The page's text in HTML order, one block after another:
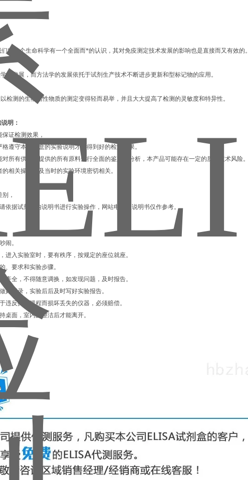
对整个生命科学有一个全面而*的认识，其对免疫测定技术发展的影响也是直接而又有效的。
的发展，而方法学的发展依托于试剂生产技术不断进步更新和型标记物的应用。
检测的生物活性物质的测定变得轻而易举，并且大大提高了检测的灵敏度和特异性。
明：
证检测效果，
遵守本试剂盒的实验说明才会得到好的检测结果。
所有供货商提供的所有原料进行全面的鉴定与分析，本产品可能存在一定的质量技术风险。
相关操作以及当时的实验环境密切相关。
，
依据试剂盒内说明书进行实验操作，网站电子版说明书仅作参考。
闹。
进入实验室时，要有秩序，按规定的座位就座。
、要求和实验步骤。
齐全，不得随意调换，如发现问题，及时报告。
好记录，实验后后及时写好实验报告。
违反操作规程而损坏丢失的仪器，必须赔偿。
桌面，室内的整洁后才能离开。